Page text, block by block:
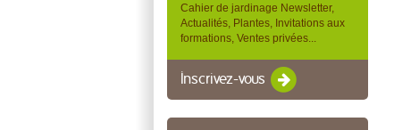
Cahier de jardinage Newsletter,
Actualités, Plantes, Invitations aux
formations, Ventes privées...
Inscrivez-vous